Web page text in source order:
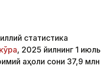
статистика
кўра, 2025 йилнинг 1 июль
аҳоли сони 37,9 млн